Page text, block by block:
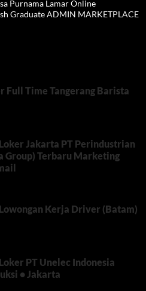
Purnama Lamar Online
Graduate ADMIN MARKETPLACE
Full Time Tangerang Barista
Jakarta PT Perindustrian
Group) Terbaru Marketing
Kerja Driver (Batam)
PT Unelec Indonesia
• Jakarta